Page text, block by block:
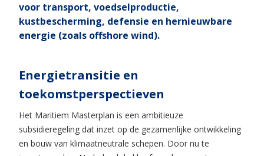
voor transport, voedselproductie,
kustbescherming, defensie en hernieuwbare
energie (zoals offshore wind).
Energietransitie en
toekomstperspectieven
Het Maritiem Masterplan is een ambitieuze
subsidieregeling dat inzet op de gezamenlijke ontwikkeling
en bouw van klimaatneutrale schepen. Door nu te